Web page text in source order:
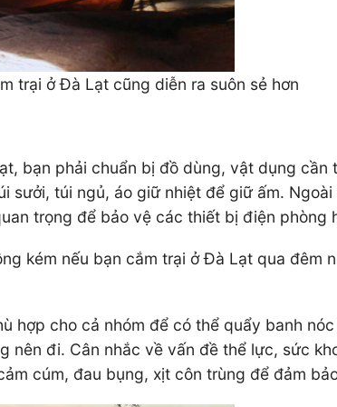
trại ở Đà Lạt cũng diễn ra suôn sẻ hơn
bạn phải chuẩn bị đồ dùng, vật dụng
sưởi, túi ngủ, áo giữ nhiệt để giữ ấm.
trọng để bảo vệ các thiết bị điện phòng
kém nếu bạn cắm trại ở Đà Lạt qua đêm
hợp cho cả nhóm để có thể quẩy banh
nên đi. Cân nhắc về vấn đề thể lực, sức
cúm, đau bụng, xịt côn trùng để đảm